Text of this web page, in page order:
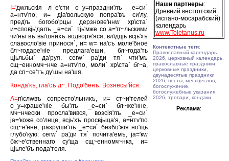
I='дwльскiя л_е'сти о_у=праздни'лъ _е=си`
а=нтv'по, и= дiа'вольскую попра'въ си'лу,
пред\ъ богобо'рцы дерзнове'ннw хр\ста`
и=сповjь'далъ _е=си`. тjь'мже со а='гг~льскими
чи'ны въ вы'шнихъ водворя'яся, вл\дцjь всjь'хъ
славосло'вiе принося`, и= w= на'съ моле'бное
бл~годаре'нiе предлага'еши, бл~года'ть
цjьльбы` да'руя. сегw` ра'ди тя` чти'мъ
сщ~енномч~нче а=нтv'по, моли` хр\ста` бг~а,
да сп~се'тъ ду'шы на'шя.
Конда'къ, гла'съ д~. Подо'бенъ: Вознесы'йся:
А=п\слwвъ сопресто'льникъ, и= ст~и'телей
о_у=краше'нiе бы'лъ _е=си` бл~же'нне,
мч~нчески просла'вився, возсiя'лъ _е=си`
jа='коже со'лнце, всjь'хъ просвjьща'я, а=нтv'по
сщ~е'нне, разруши'лъ _е=си` безбо'жiя но'щь
глубо'кую: сегw` ра'ди тя` почита'емъ, jа='кw
бж~е'ственнаго су'ща сщ~енномч~нка, и=
цjьле'бъ пода'теля.
Наши партнеры:
Древний вестготский
(испано-мосарабский)
календарь
www.Toletanus.ru
Контекстные теги:
Православный календарь
2026, церковный календарь,
православные праздники,
церковные праздники,
двунадесятые праздники
2026, посты, месяцеслов,
богослужение,
богослужебные указания
2026, тропари, кондаки
Реклама: